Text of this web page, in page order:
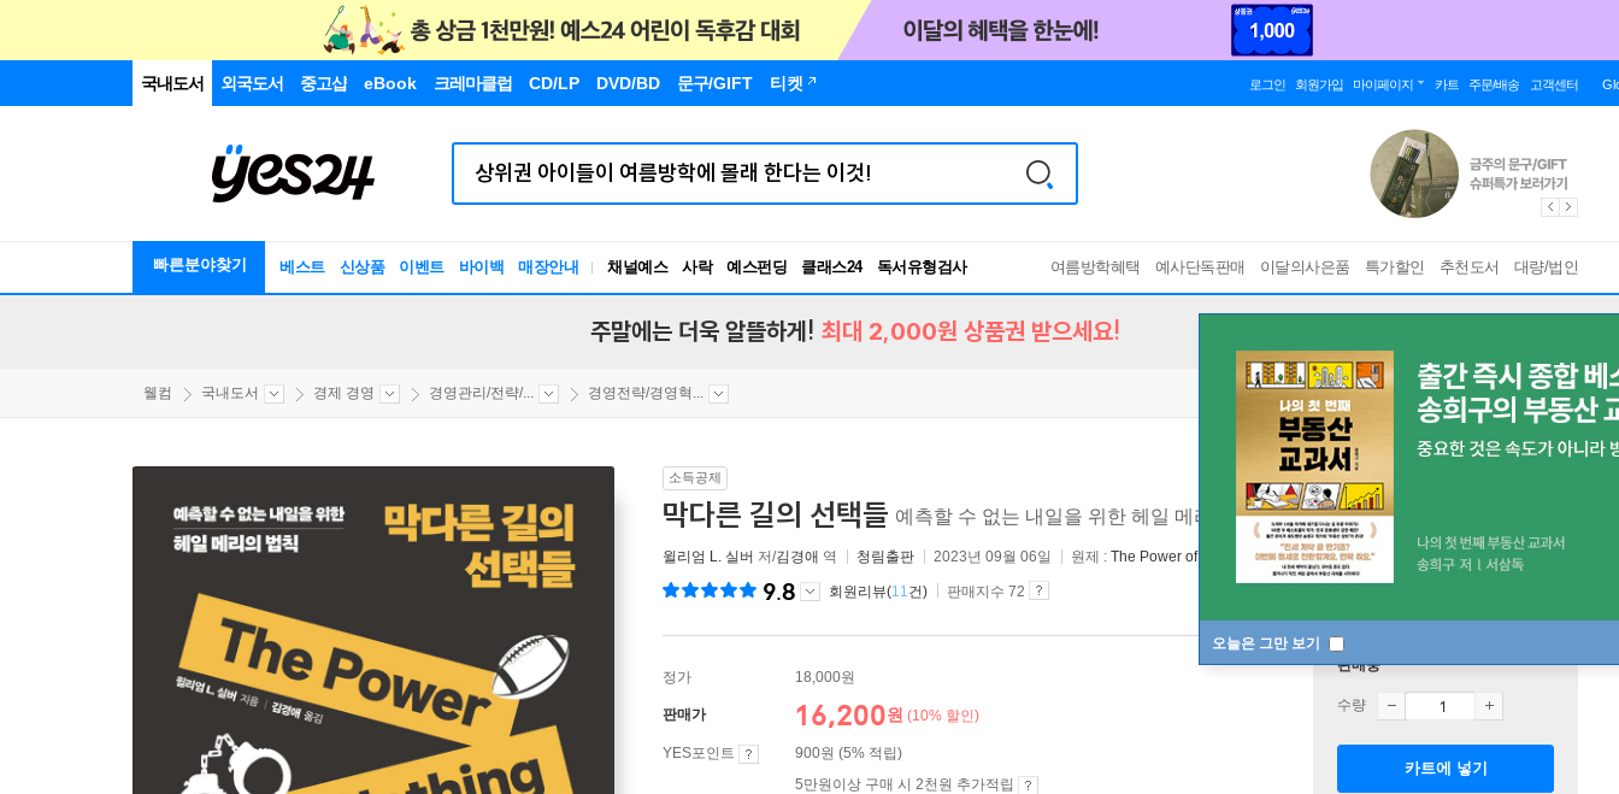
국내도서 외국도서 중고샵 eBook 크레마클럽 CD/LP DVD/BD 문구/GIFT 티켓 로그인 회원가입 마이페이지 카트 주문/배송 고객센터
빠른분야찾기 베스트 신상품 이벤트 바이백 매장안내 채널예스 사락 예스펀딩 클래스24
독서유형검사
RBTI Lab
여름방학혜택 예사단독판매 이달의사은품 특가할인 추천도서 대량/법인
오늘은 그만 보기
주말에는 더욱 알뜰하게! 최대 2,000원 상품권 받으세요!
웰컴 국내도서 경제 경영 경영관리/전략/... 경영전략/경영혁...
소득공제
막다른 길의 선택들 예측할 수 없는 내일을 위한 헤일 메리의 법칙
윌리엄 L. 실버 저/김경애 역 청림출판 2023년 09월 06일 원제 : The Power of Nothing to Lose
9.8 회원리뷰(11건) 판매지수 72
정가 18,000원
판매가 16,200원 (10% 할인)
YES포인트
900원 (5% 적립)
5만원이상 구매 시 2천원 추가적립
판매중
수량
카트에 넣기